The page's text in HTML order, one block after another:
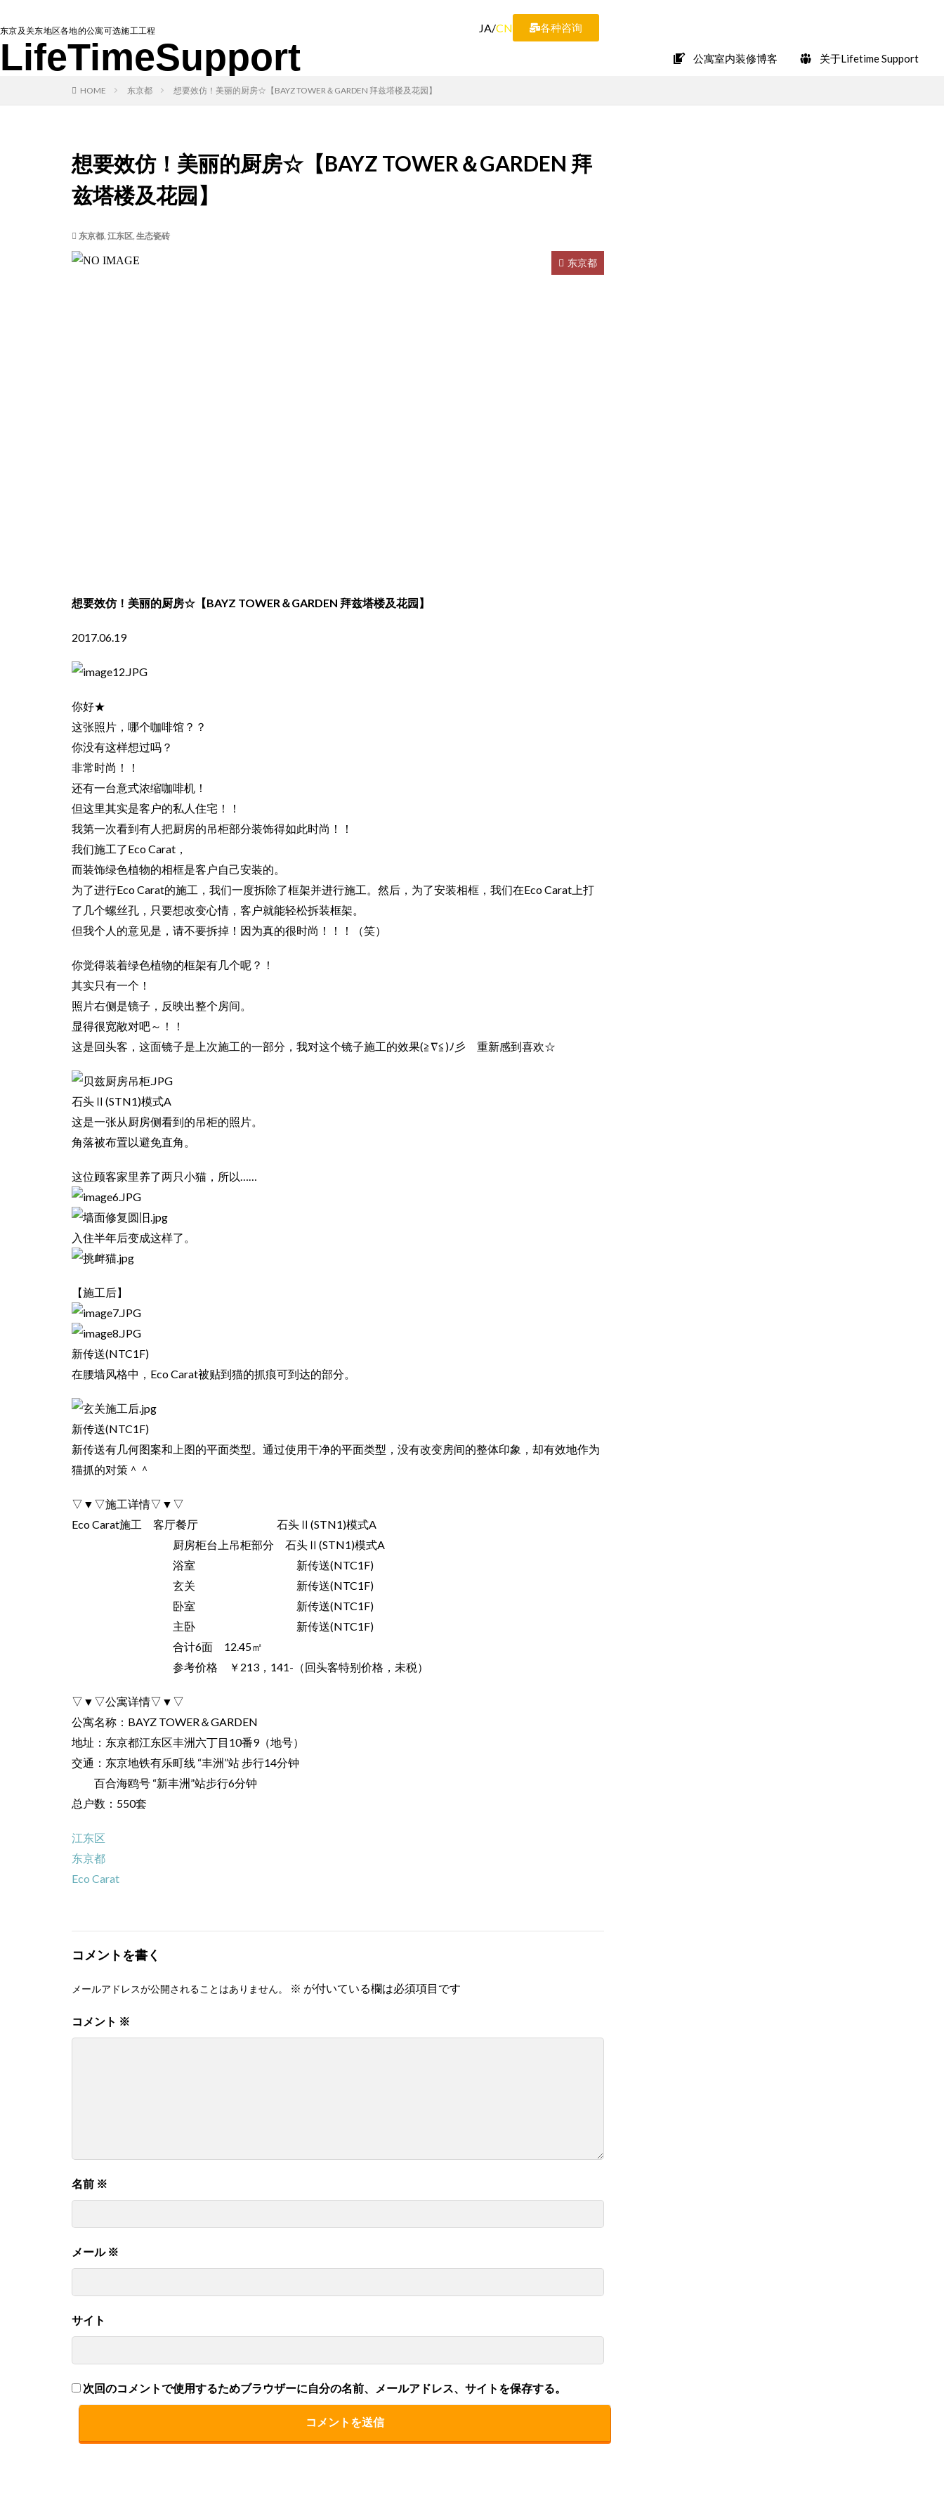
东京及关东地区各地的公寓可选施工工程
LifeTimeSupport
JA/CN 各种咨询
公寓室内装修博客 关于Lifetime Support
HOME 东京都 想要效仿！美丽的厨房☆【BAYZ TOWER＆GARDEN 拜兹塔楼及花园】
想要效仿！美丽的厨房☆【BAYZ TOWER＆GARDEN 拜
兹塔楼及花园】
东京都, 江东区, 生态瓷砖
东京都
想要效仿！美丽的厨房☆【BAYZ TOWER＆GARDEN 拜兹塔楼及花园】
2017.06.19
你好★
这张照片，哪个咖啡馆？？
你没有这样想过吗？
非常时尚！！
还有一台意式浓缩咖啡机！
但这里其实是客户的私人住宅！！
我第一次看到有人把厨房的吊柜部分装饰得如此时尚！！
我们施工了Eco Carat，
而装饰绿色植物的相框是客户自己安装的。
为了进行Eco Carat的施工，我们一度拆除了框架并进行施工。然后，为了安装相框，我们在Eco Carat上打
了几个螺丝孔，只要想改变心情，客户就能轻松拆装框架。
但我个人的意见是，请不要拆掉！因为真的很时尚！！！（笑）
你觉得装着绿色植物的框架有几个呢？！
其实只有一个！
照片右侧是镜子，反映出整个房间。
显得很宽敞对吧～！！
这是回头客，这面镜子是上次施工的一部分，我对这个镜子施工的效果(≧∇≦)ﾉ彡 重新感到喜欢☆
石头Ⅱ(STN1)模式A
这是一张从厨房侧看到的吊柜的照片。
角落被布置以避免直角。
这位顾客家里养了两只小猫，所以……
入住半年后变成这样了。
【施工后】
新传送(NTC1F)
在腰墙风格中，Eco Carat被贴到猫的抓痕可到达的部分。
新传送(NTC1F)
新传送有几何图案和上图的平面类型。通过使用干净的平面类型，没有改变房间的整体印象，却有效地作为
猫抓的对策＾＾
▽▼▽施工详情▽▼▽
Eco Carat施工 客厅餐厅 石头Ⅱ(STN1)模式A
厨房柜台上吊柜部分 石头Ⅱ(STN1)模式A
浴室 新传送(NTC1F)
玄关 新传送(NTC1F)
卧室 新传送(NTC1F)
主卧 新传送(NTC1F)
合计6面 12.45㎡
参考价格 ￥213，141-（回头客特别价格，未税）
▽▼▽公寓详情▽▼▽
公寓名称：BAYZ TOWER＆GARDEN
地址：东京都江东区丰洲六丁目10番9（地号）
交通：东京地铁有乐町线 “丰洲”站 步行14分钟
百合海鸥号 “新丰洲”站步行6分钟
总户数：550套
江东区
东京都
Eco Carat
コメントを書く
メールアドレスが公開されることはありません。 ※ が付いている欄は必須項目です
コメント ※
名前 ※
メール ※
サイト
次回のコメントで使用するためブラウザーに自分の名前、メールアドレス、サイトを保存する。